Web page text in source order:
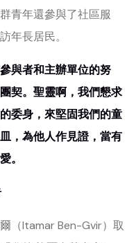
青年還參與了社區服
年長居民。
與者和主辦單位的努
契。聖靈啊，我們懇求
委身，來堅固我們的童
，為他人作見證，當有
。
（Itamar Ben-Gvir）取